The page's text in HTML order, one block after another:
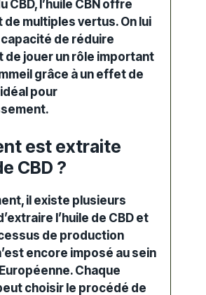
CBD, l’huile CBN offre
de multiples vertus. On lui
de réduire
de jouer un rôle important
grâce à un effet de
pour
est extraite
CBD ?
il existe plusieurs
l’huile de CBD et
de production
encore imposé au sein
Chaque
choisir le procédé de